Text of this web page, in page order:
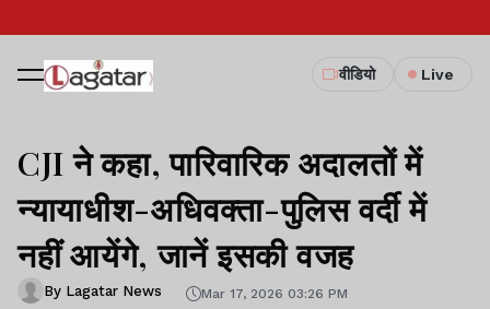
वीडियो Live
CJI ने कहा, पारिवारिक अदालतों में
न्यायाधीश-अधिवक्ता-पुलिस वर्दी में
नहीं आयेंगे, जानें इसकी वजह
By Lagatar News Mar 17, 2026 03:26 PM